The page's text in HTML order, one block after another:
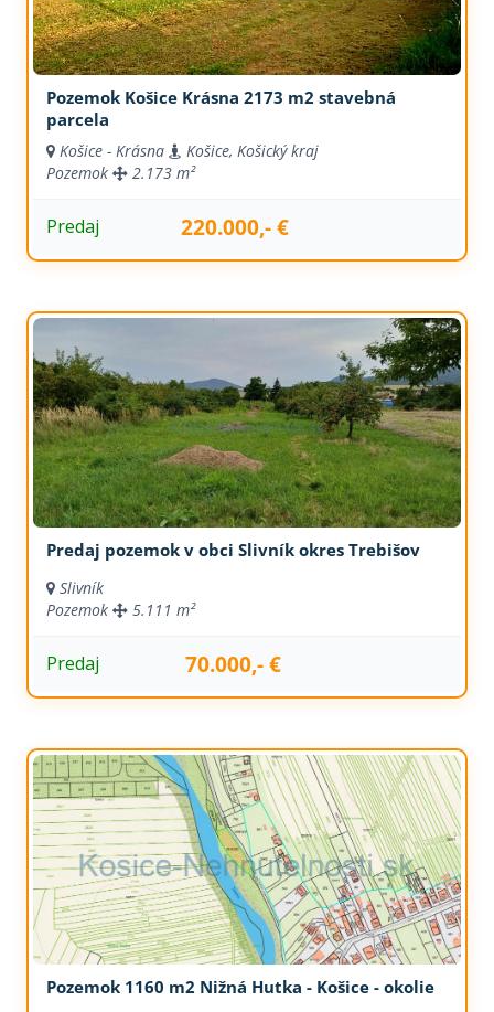
Pozemok Košice Krásna 2173 m2 stavebná
parcela
Košice - Krásna
Košice, Košický kraj
Pozemok
2.173 m²
Predaj 220.000,- €
Predaj pozemok v obci Slivník okres Trebišov
Slivník
Pozemok
5.111 m²
Predaj 70.000,- €
Pozemok 1160 m2 Nižná Hutka - Košice - okolie